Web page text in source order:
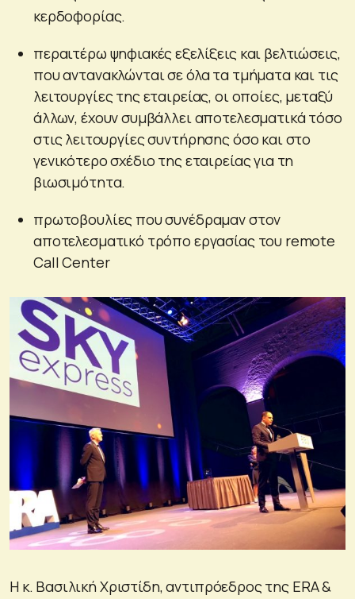
κερδοφορίας.
περαιτέρω ψηφιακές εξελίξεις και βελτιώσεις,
που αντανακλώνται σε όλα τα τμήματα και τις
λειτουργίες της εταιρείας, οι οποίες, μεταξύ
άλλων, έχουν συμβάλλει αποτελεσματικά τόσο
στις λειτουργίες συντήρησης όσο και στο
γενικότερο σχέδιο της εταιρείας για τη
βιωσιμότητα.
πρωτοβουλίες που συνέδραμαν στον
αποτελεσματικό τρόπο εργασίας του remote
Call Center
Η κ. Βασιλική Χριστίδη, αντιπρόεδρος της ERA &